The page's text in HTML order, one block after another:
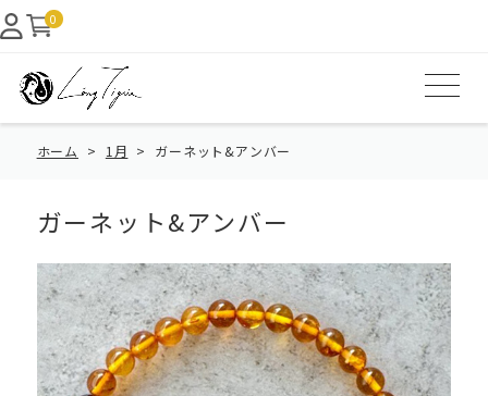
0
ホーム 1月 ガーネット&アンバー
ガーネット&アンバー